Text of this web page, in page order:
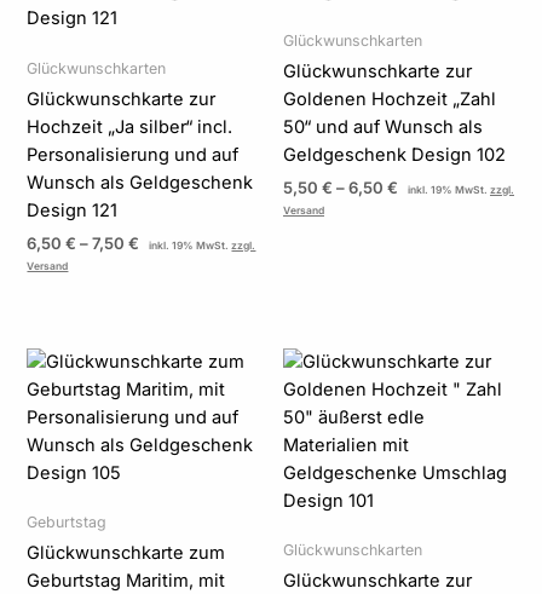
Glückwunschkarten
Glückwunschkarte zur
Hochzeit „Ja silber“ incl.
Personalisierung und auf
Wunsch als Geldgeschenk
Design 121
6,50€ –7,50€ inkl. 19% MwSt.zzgl.
Versand
Glückwunschkarten
Glückwunschkarte zur
Goldenen Hochzeit „Zahl
50“ und auf Wunsch als
Geldgeschenk Design 102
5,50 € –6,50 € inkl. 19% MwSt. zzgl.
Versand
Geburtstag
Glückwunschkarte zum
Geburtstag Maritim, mit
Preisspanne:
bis
6,50 €
Glückwunschkarten
Glückwunschkarte zur